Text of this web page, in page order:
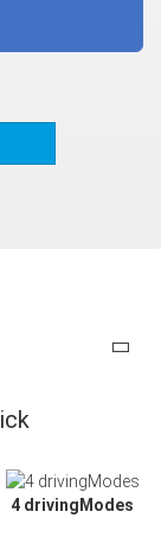
4 drivingModes